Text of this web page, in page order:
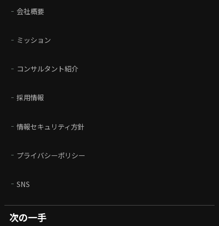
会社概要
ミッション
コンサルタント紹介
採用情報
情報セキュリティ方針
プライバシーポリシー
SNS
次の一手